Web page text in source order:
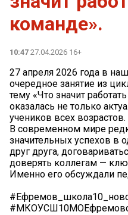
команде».
10:47 27.04.2026 16+
27 апреля 2026 года в
очередное занятие из
тему «Что значит
оказалась не только
учеников всех возрастов.
В современном мире
значительных успехов в
друг друга,
доверять коллегам —
Именно его обсуждали